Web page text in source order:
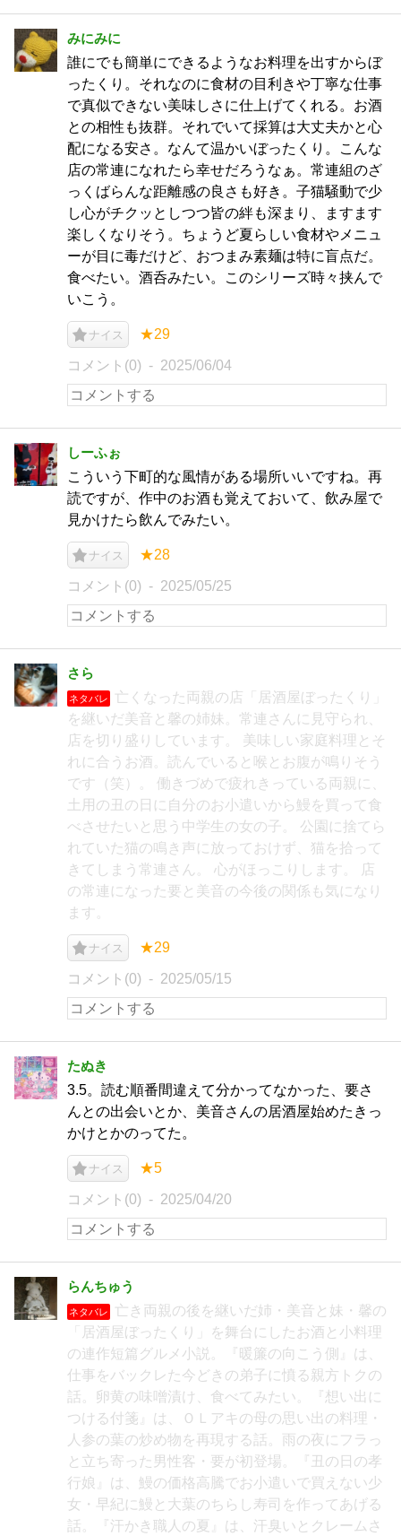
みにみに
誰にでも簡単にできるようなお料理を出すからぼ
ったくり。それなのに食材の目利きや丁寧な仕事
で真似できない美味しさに仕上げてくれる。お酒
との相性も抜群。それでいて採算は大丈夫かと心
配になる安さ。なんて温かいぼったくり。こんな
店の常連になれたら幸せだろうなぁ。常連組のざ
っくばらんな距離感の良さも好き。子猫騒動で少
し心がチクッとしつつ皆の絆も深まり、ますます
楽しくなりそう。ちょうど夏らしい食材やメニュ
ーが目に毒だけど、おつまみ素麺は特に盲点だ。
食べたい。酒呑みたい。このシリーズ時々挟んで
いこう。
ナイス ★29
コメント(0) 2025/06/04
しーふぉ
こういう下町的な風情がある場所いいですね。再
読ですが、作中のお酒も覚えておいて、飲み屋で
見かけたら飲んでみたい。
ナイス ★28
コメント(0) 2025/05/25
さら
ネタバレ
亡くなった両親の店「居酒屋ぼったくり」
を継いだ美音と馨の姉妹。常連さんに見守られ、
店を切り盛りしています。 美味しい家庭料理とそ
れに合うお酒。読んでいると喉とお腹が鳴りそう
です（笑）。 働きづめで疲れきっている両親に、
土用の丑の日に自分のお小遣いから鰻を買って食
べさせたいと思う中学生の女の子。 公園に捨てら
れていた猫の鳴き声に放っておけず、猫を拾って
きてしまう常連さん。 心がほっこりします。 店
の常連になった要と美音の今後の関係も気になり
ます。
ナイス ★29
コメント(0) 2025/05/15
たぬき
3.5。読む順番間違えて分かってなかった、要さ
んとの出会いとか、美音さんの居酒屋始めたきっ
かけとかのってた。
ナイス ★5
コメント(0) 2025/04/20
らんちゅう
ネタバレ
亡き両親の後を継いだ姉・美音と妹・馨の
「居酒屋ぼったくり」を舞台にしたお酒と小料理
の連作短篇グルメ小説。『暖簾の向こう側』は、
仕事をバックレた今どきの弟子に憤る親方トクの
話。卵黄の味噌漬け、食べてみたい。『想い出に
つける付箋』は、ＯＬアキの母の思い出の料理・
人参の葉の炒め物を再現する話。雨の夜にフラっ
と立ち寄った男性客・要が初登場。『丑の日の孝
行娘』は、鰻の価格高騰でお小遣いで買えない少
女・早紀に鰻と大葉のちらし寿司を作ってあげる
話。『汗かき職人の夏』は、汗臭いとクレームさ